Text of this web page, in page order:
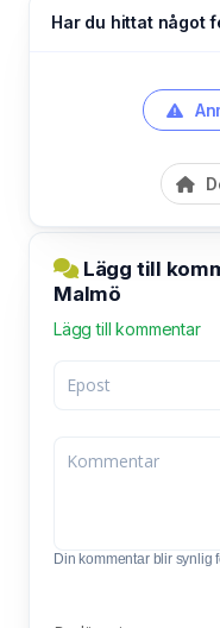
Har du hittat något
Lägg till
Malmö
Lägg till kommentar
Din kommentar blir synlig